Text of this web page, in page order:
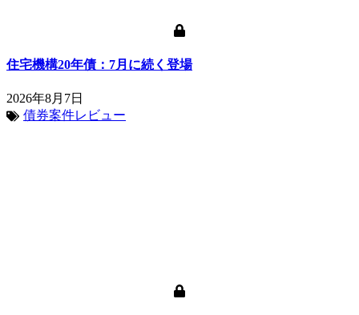
住宅機構20年債：7月に続く登場
2026年8月7日
債券案件レビュー